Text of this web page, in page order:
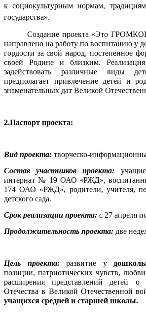
к социокультурным нормам,
государства».
Создание проекта «Это
направлено на работу по воспитанию у
гордости за свой народ, постепенное
своей Родине и близким. Реализация
задействовать различные виды
предполагает привлечение детей и
знаменательных дат Великой
2.Паспорт проекта:
Вид проекта: творческо-
Состав участников проекта:
интернат № 19 ОАО «РЖД»,
174 ОАО «РЖД», родители, учителя,
детского сада.
Срок реализации проекта: с 27 апреля
Продолжительность проекта: две
Цель проекта: развитие у
позиции, патриотических чувств,
расширения представлений детей о
Отечества в Великой Отечественной
учащихся средней и старшей школы.